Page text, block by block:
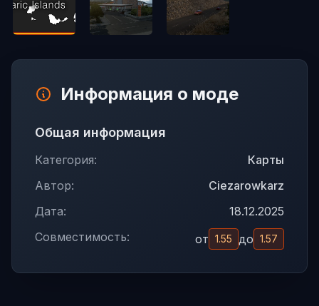
Информация о моде
Общая информация
Категория:
Карты
Автор:
Ciezarowkarz
Дата:
18.12.2025
Совместимость:
от 1.55 до 1.57